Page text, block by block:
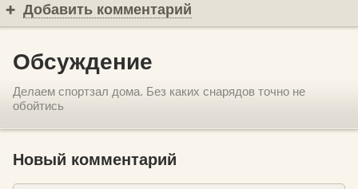
Добавить комментарий
Обсуждение
Делаем спортзал дома. Без каких снарядов точно не
обойтись
Новый комментарий